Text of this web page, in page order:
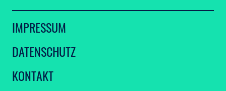
IMPRESSUM
DATENSCHUTZ
KONTAKT